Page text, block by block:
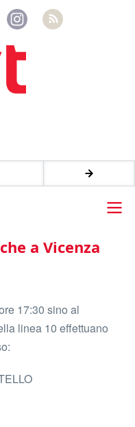
a Vicenza
17:30 sino al
linea 10 effettuano